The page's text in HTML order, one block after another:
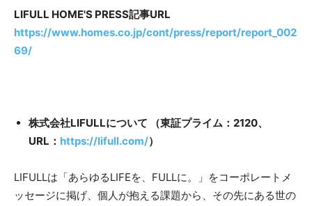
LIFULL HOME'S PRESS記事URL
https://www.homes.co.jp/cont/press/report/report_002
69/
株式会社LIFULLについて （東証プライム：2120、
URL： https://lifull.com/）
LIFULLは「あらゆるLIFEを、FULLに。」をコーポレートメ
ッセージに掲げ、個人が抱える課題から、その先にある世の